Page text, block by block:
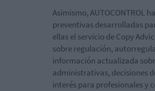
Asimismo, AUTOCONTROL
preventivas desarrolladas
ellas el servicio de Copy
sobre regulación,
información actualizada
administrativas, decisiones
interés para profesionales y